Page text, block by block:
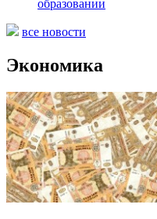
образовании
все новости
Экономика